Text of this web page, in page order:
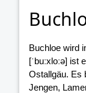
Buchloe wird
[ˈbuːxloːə]
Ostallgäu. Es
Jengen,